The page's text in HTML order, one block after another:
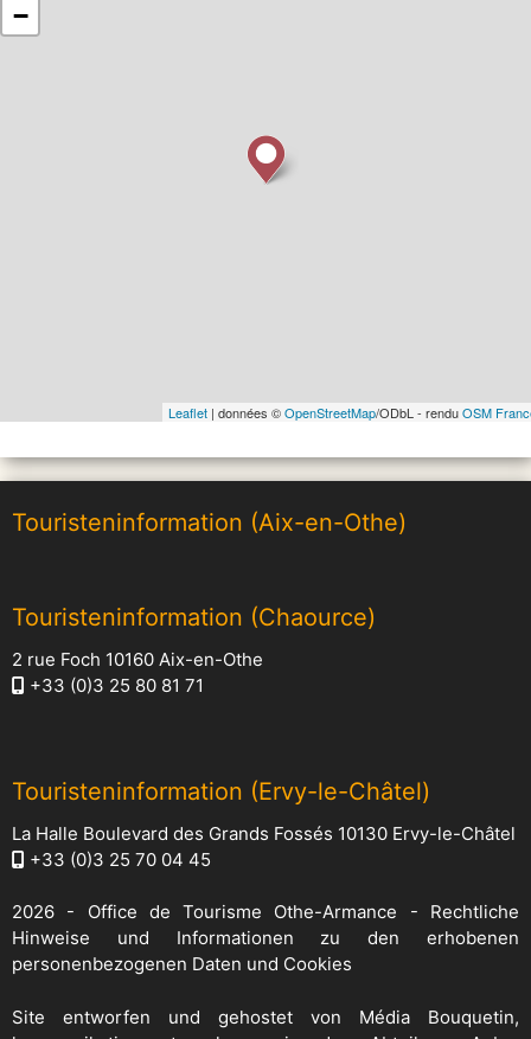
−
Leaflet | données ©OpenStreetMap/ODbL - renduOSM
Touristeninformation (Aix-en-Othe)
Touristeninformation (Chaource)
2 rue Foch 10160 Aix-en-Othe
+33 (0)3 25 80 81 71
Touristeninformation (Ervy-le-Châtel)
La Halle Boulevard des Grands Fossés 10130 Ervy-le-Châtel
+33 (0)3 25 70 04 45
2026 - Office de Tourisme Othe-Armance - Rechtliche
Hinweise und Informationen zu den erhobenen
personenbezogenen Daten und Cookies
Site entworfen und gehostet von Média Bouquetin,